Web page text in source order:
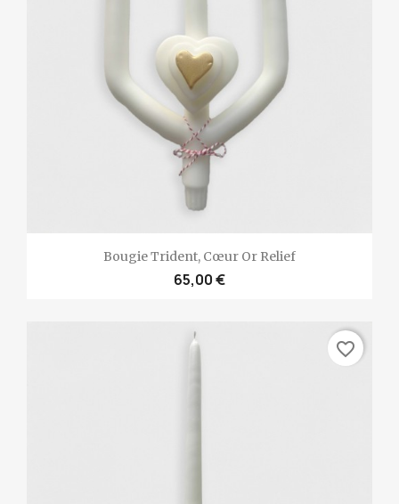
Bougie Trident, Cœur Or Relief
65,00 €
favorite_border